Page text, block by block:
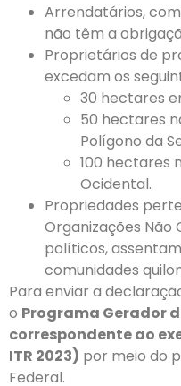
Arrendatários,
não têm a
Proprietários de
excedam os
30 hectares
50 hectares
Polígono da
100 hectares
Ocidental.
Propriedades
Organizações Não
políticos,
comunidades
Para enviar a
o Programa Gerador
correspondente ao
ITR 2023) por meio do
Federal.